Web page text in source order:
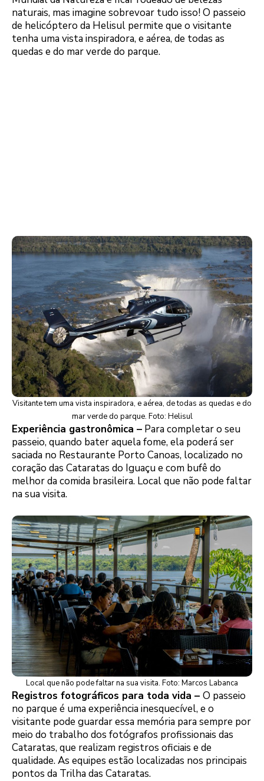
naturais, mas imagine sobrevoar tudo isso! O passeio
de helicóptero da Helisul permite que o visitante
tenha uma vista inspiradora, e aérea, de todas as
quedas e do mar verde do parque.
Visitante tem uma vista inspiradora, e aérea, de todas as quedas e do
mar verde do parque. Foto: Helisul
Experiência gastronômica – Para completar o seu
passeio, quando bater aquela fome, ela poderá ser
saciada no Restaurante Porto Canoas, localizado no
coração das Cataratas do Iguaçu e com bufê do
melhor da comida brasileira. Local que não pode faltar
na sua visita.
Local que não pode faltar na sua visita. Foto: Marcos Labanca
Registros fotográficos para toda vida – O passeio
no parque é uma experiência inesquecível, e o
visitante pode guardar essa memória para sempre por
meio do trabalho dos fotógrafos profissionais das
Cataratas, que realizam registros oficiais e de
qualidade. As equipes estão localizadas nos principais
pontos da Trilha das Cataratas.